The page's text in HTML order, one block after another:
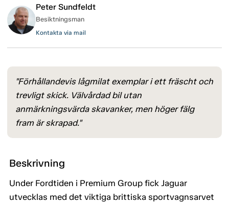
Peter Sundfeldt
Besiktningsman
Kontakta via mail
"Förhållandevis lågmilat exemplar i ett fräscht och
trevligt skick. Välvårdad bil utan
anmärkningsvärda skavanker, men höger fälg
fram är skrapad."
Beskrivning
Under Fordtiden i Premium Group fick Jaguar
utvecklas med det viktiga brittiska sportvagnsarvet